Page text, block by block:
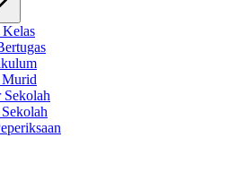
Kelas
Murid
Sekolah